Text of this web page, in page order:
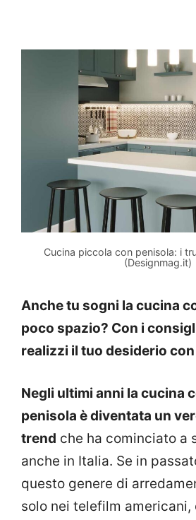
Cucina piccola con penisola: i
(Designmag.it)
Anche tu sogni la cucina
poco spazio? Con i
realizzi il tuo desiderio
Negli ultimi anni la cucina
penisola è diventata un
trend che ha cominciato a
anche in Italia. Se in
questo genere di
solo nei telefilm americani,